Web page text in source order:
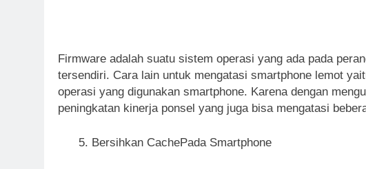
Firmware adalah suatu sistem operasi yang ada pada
tersendiri. Cara lain untuk mengatasi smartphone lemot
operasi yang digunakan smartphone. Karena dengan
peningkatan kinerja ponsel yang juga bisa mengatasi
Bersihkan CachePada Smartphone